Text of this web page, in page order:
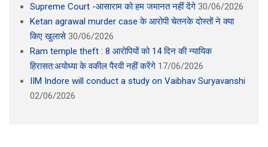
Supreme Court -आसाराम को हम जमानत नहीं देंगे 30/06/2026
Ketan agrawal murder case के आरोपी चेतनके दोस्तों ने क्या
किए खुलासे 30/06/2026
Ram temple theft : 8 आरोपियों को 14 दिन की न्यायिक
हिरासत:अयोध्या के वकील पैरवी नहीं करेंगे 17/06/2026
IIM Indore will conduct a study on Vaibhav Suryavanshi
02/06/2026